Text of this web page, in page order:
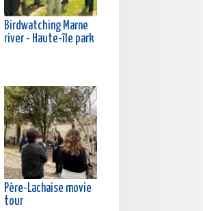
Birdwatching Marne
river - Haute-île park
Père-Lachaise movie
tour